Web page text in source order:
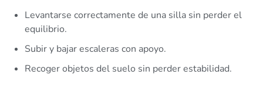
Levantarse correctamente de una silla sin perder el
equilibrio.
Subir y bajar escaleras con apoyo.
Recoger objetos del suelo sin perder estabilidad.